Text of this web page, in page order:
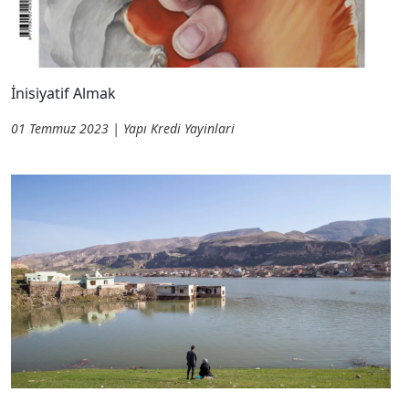
İnisiyatif Almak
01 Temmuz 2023 | Yapı Kredi Yayinlari